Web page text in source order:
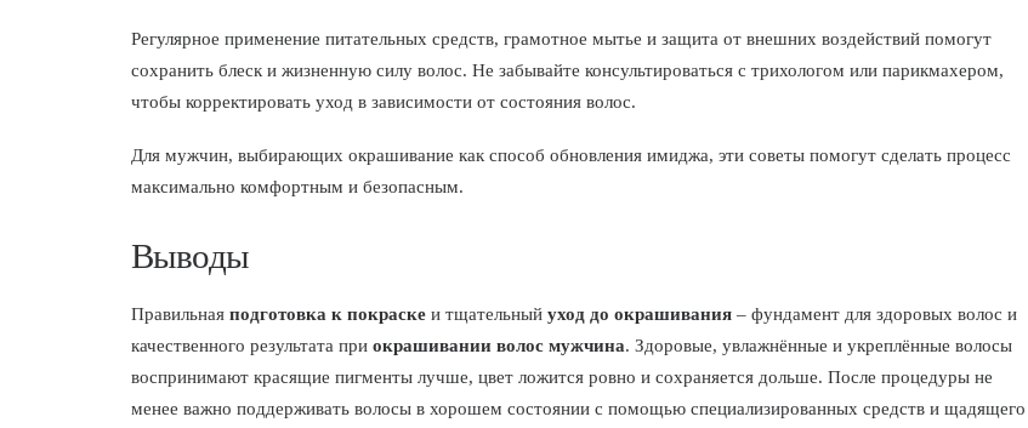
Регулярное применение питательных средств, грамотное мытье и защита от внешних воздействий помогут
сохранить блеск и жизненную силу волос. Не забывайте консультироваться с трихологом или парикмахером,
чтобы корректировать уход в зависимости от состояния волос.
Для мужчин, выбирающих окрашивание как способ обновления имиджа, эти советы помогут сделать процесс
максимально комфортным и безопасным.
Выводы
Правильная подготовка к покраске и тщательный уход до окрашивания – фундамент для здоровых волос и
качественного результата при окрашивании волос мужчина. Здоровые, увлажнённые и укреплённые волосы
воспринимают красящие пигменты лучше, цвет ложится ровно и сохраняется дольше. После процедуры не
менее важно поддерживать волосы в хорошем состоянии с помощью специализированных средств и щадящего